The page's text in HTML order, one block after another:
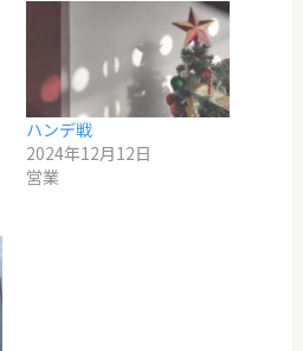
ハンデ戦
2024年12月12日
営業